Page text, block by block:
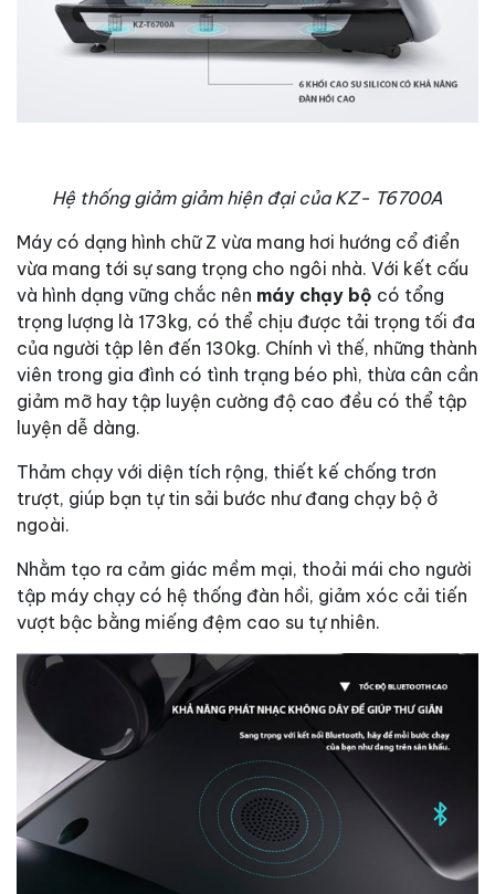
Hệ thống giảm giảm hiện đại của KZ- T6700A
Máy có dạng hình chữ Z vừa mang hơi hướng cổ điển
vừa mang tới sự sang trọng cho ngôi nhà. Với kết cấu
và hình dạng vững chắc nên máy chạy bộ có tổng
trọng lượng là 173kg, có thể chịu được tải trọng tối đa
của người tập lên đến 130kg. Chính vì thế, những thành
viên trong gia đình có tình trạng béo phì, thừa cân cần
giảm mỡ hay tập luyện cường độ cao đều có thể tập
luyện dễ dàng.
Thảm chạy với diện tích rộng, thiết kế chống trơn
trượt, giúp bạn tự tin sải bước như đang chạy bộ ở
ngoài.
Nhằm tạo ra cảm giác mềm mại, thoải mái cho người
tập máy chạy có hệ thống đàn hồi, giảm xóc cải tiến
vượt bậc bằng miếng đệm cao su tự nhiên.